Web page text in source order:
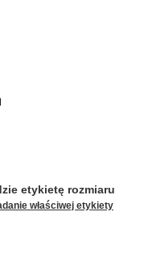
etykietę rozmiaru
właściwej etykiety